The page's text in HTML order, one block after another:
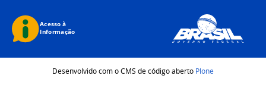
Desenvolvido com o CMS de código aberto Plone